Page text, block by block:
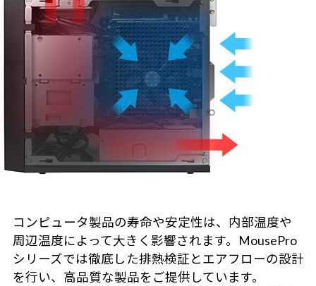
コンピュータ製品の寿命や安定性は、内部温度や
周辺温度によって大きく影響されます。MousePro
シリーズでは徹底した排熱検証とエアフローの設計
を行い、高品質な製品をご提供しています。